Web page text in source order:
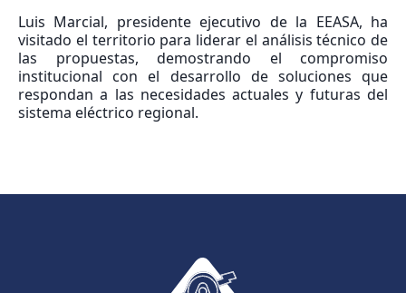
Luis Marcial, presidente ejecutivo de la EEASA, ha
visitado el territorio para liderar el análisis técnico de
las propuestas, demostrando el compromiso
institucional con el desarrollo de soluciones que
respondan a las necesidades actuales y futuras del
sistema eléctrico regional.